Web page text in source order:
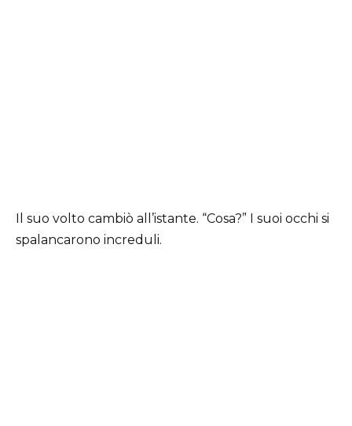
Il suo volto cambiò all’istante. “Cosa?” I suoi occhi si
spalancarono increduli.